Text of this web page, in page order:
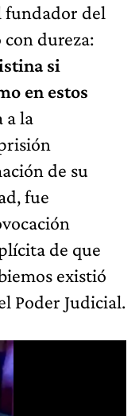
fundador del
dureza:
si
en estos
a la
de su
fue
de que
existió
Poder Judicial.